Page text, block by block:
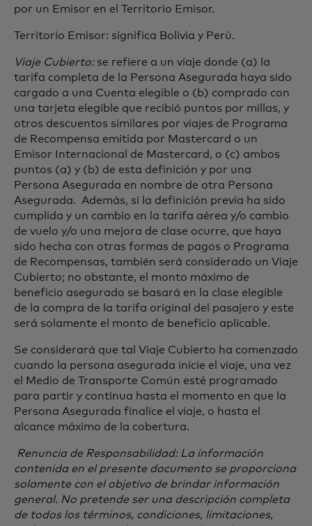
por un Emisor en el Territorio Emisor.
Territorio Emisor: significa Bolivia y Perú.
Viaje Cubierto:se refiere a un viaje donde (a) la
tarifa completa de la Persona Asegurada haya sido
cargado a una Cuenta elegible o (b) comprado con
una tarjeta elegible que recibió puntos por millas, y
otros descuentos similares por viajes de Programa
de Recompensa emitida por Mastercard o un
Emisor Internacional de Mastercard, o (c) ambos
puntos (a) y (b) de esta definición y por una
Persona Asegurada en nombre de otra Persona
Asegurada. Además, si la definición previa ha sido
cumplida y un cambio en la tarifa aérea y/o cambio
de vuelo y/o una mejora de clase ocurre, que haya
sido hecha con otras formas de pagos o Programa
de Recompensas, también será considerado un Viaje
Cubierto; no obstante, el monto máximo de
beneficio asegurado se basará en la clase elegible
de la compra de la tarifa original del pasajero y este
será solamente el monto de beneficio aplicable.
Se considerará que tal Viaje Cubierto ha comenzado
cuando la persona asegurada inicie el viaje, una vez
el Medio de Transporte Común esté programado
para partir y continua hasta el momento en que la
Persona Asegurada finalice el viaje, o hasta el
alcance máximo de la cobertura.
Renuncia de Responsabilidad: La información
contenida en el presente documento se proporciona
solamente con el objetivo de brindar información
general. No pretende ser una descripción completa
de todos los términos, condiciones, limitaciones,